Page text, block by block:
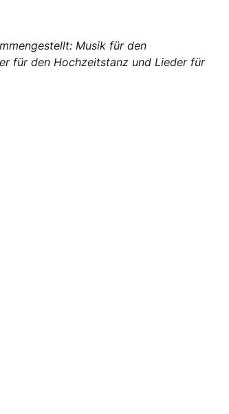
Musik für den
für den Hochzeitstanz und Lieder für